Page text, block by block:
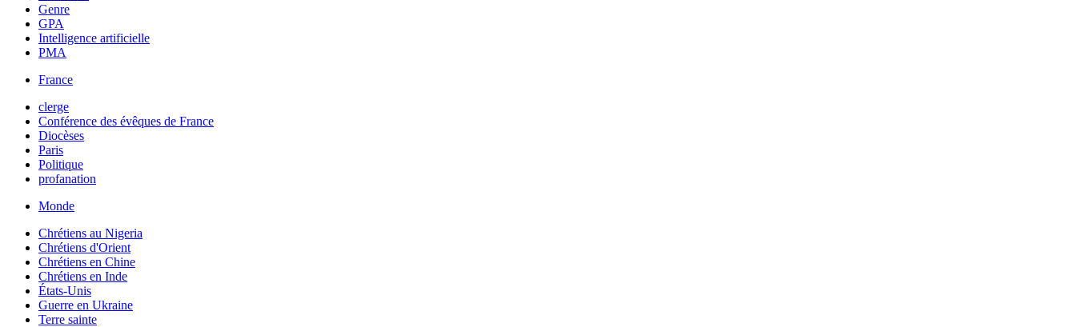
Genre
GPA
Intelligence artificielle
PMA
France
clerge
Conférence des évêques de France
Diocèses
Paris
Politique
profanation
Monde
Chrétiens au Nigeria
Chrétiens d'Orient
Chrétiens en Chine
Chrétiens en Inde
États-Unis
Guerre en Ukraine
Terre sainte